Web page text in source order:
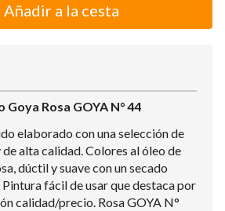
Añadir a la cesta
Goya Rosa GOYA N° 44
elaborado con una selección de
alta calidad. Colores al óleo de
dúctil y suave con un secado
fácil de usar que destaca por
calidad/precio. Rosa GOYA N°